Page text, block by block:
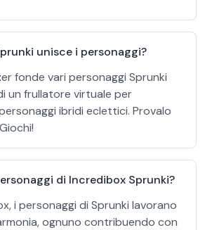
unisce i personaggi?
fonde vari personaggi Sprunki
un frullatore virtuale per
ibridi eclettici. Provalo
di Incredibox Sprunki?
i personaggi di Sprunki lavorano
ognuno contribuendo con